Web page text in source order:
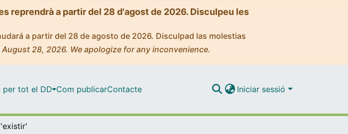
reprendrà a partir del 28 d'agost de 2026. Disculpeu les
a partir del 28 de agosto de 2026. Disculpad las molestias
28, 2026. We apologize for any inconvenience.
per tot el DD Com publicarContacte Iniciar sessió